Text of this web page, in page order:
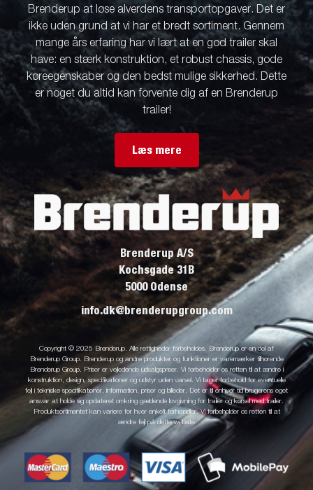
Brenderup at løse alverdens transportopgaver. Det er
ikke uden grund at vi har et bredt sortiment. Gennem
mange års erfaring har vi lært at en god trailer skal
have: en stærk konstruktion, et robust chassis, gode
køreegenskaber og den bedst mulige sikkerhed. Dette
er noget du altid kan forvente dig af en Brenderup
trailer!
Læs mere
Brenderup A/S
Kochsgade 31B
5000 Odense
info.dk@brenderupgroup.com
Copyright © 2025 Brenderup. Alle rettigheder forbeholdes. Brenderup er en del af
Brenderup Group. Brenderup og andre produkter og funktioner er varemærker tilhørende
Brenderup Group. Priser er vejledende udsalgspriser. Vi forbeholder os retten til at ændre i
konstruktion, design, specifikationer og udstyr uden varsel. Vi tager forbehold for eventuelle
fejl i tekniske specifikationer, information, priser og billeder. Det er til enhver tid brugerens eget
ansvar at holde sig opdateret omkring gældende lovgivning for trailer og kørsel med trailer.
Produktsortimentet kan variere for hver enkelt forhandler. Vi forbeholder os retten til at
ændre fejl på dette website